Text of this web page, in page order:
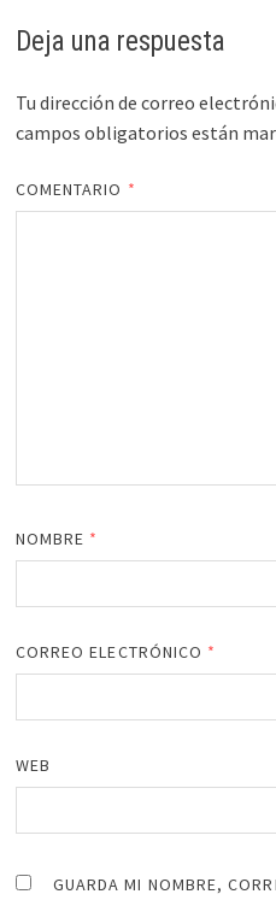
Deja una respuesta
Tu dirección de correo
campos obligatorios están
COMENTARIO *
NOMBRE *
CORREO ELECTRÓNICO *
WEB
GUARDA MI NOMBRE,